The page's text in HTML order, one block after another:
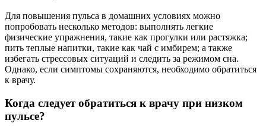
Для повышения пульса в домашних условиях можно
попробовать несколько методов: выполнять легкие
физические упражнения, такие как прогулки или растяжка;
пить теплые напитки, такие как чай с имбирем; а также
избегать стрессовых ситуаций и следить за режимом сна.
Однако, если симптомы сохраняются, необходимо обратиться
к врачу.
Когда следует обратиться к врачу при низком
пульсе?